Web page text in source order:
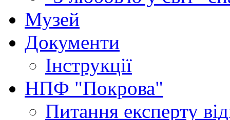
Музей
Документи
Інструкції
НПФ "Покрова"
Питання експерту